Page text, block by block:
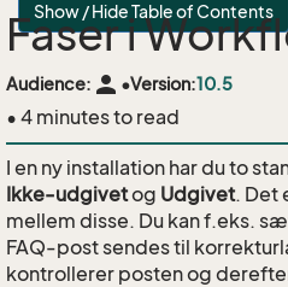
Show / Hide Table of Contents
Faser i
Audience: person •Version:10.5
• 4 minutes to read
I en ny installation har du to
Ikke-udgivetog Udgivet. Det
mellem disse. Du kan f.eks.
FAQ-post sendes til
kontrollerer posten og